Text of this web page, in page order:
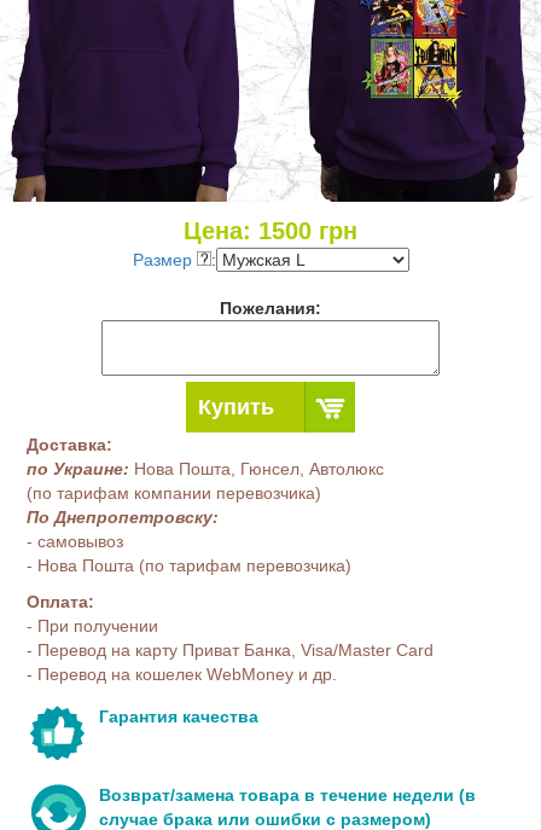
Цена: 1500 грн
Размер :
Пожелания:
Купить
Доставка:
по Украине: Нова Пошта, Гюнсел, Автолюкс
(по тарифам компании перевозчика)
По Днепропетровску:
- самовывоз
- Нова Пошта (по тарифам перевозчика)
Оплата:
- При получении
- Перевод на карту Приват Банка, Visa/Master Card
- Перевод на кошелек WebMoney и др.
Гарантия качества
Возврат/замена товара в течение недели (в
случае брака или ошибки с размером)